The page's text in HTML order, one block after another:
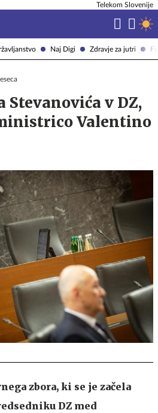
Naj Digi Zdravje za jutri
Telekom Slovenije
Stevanovića v DZ,
Valentino
zbora, ki se je začela
DZ med